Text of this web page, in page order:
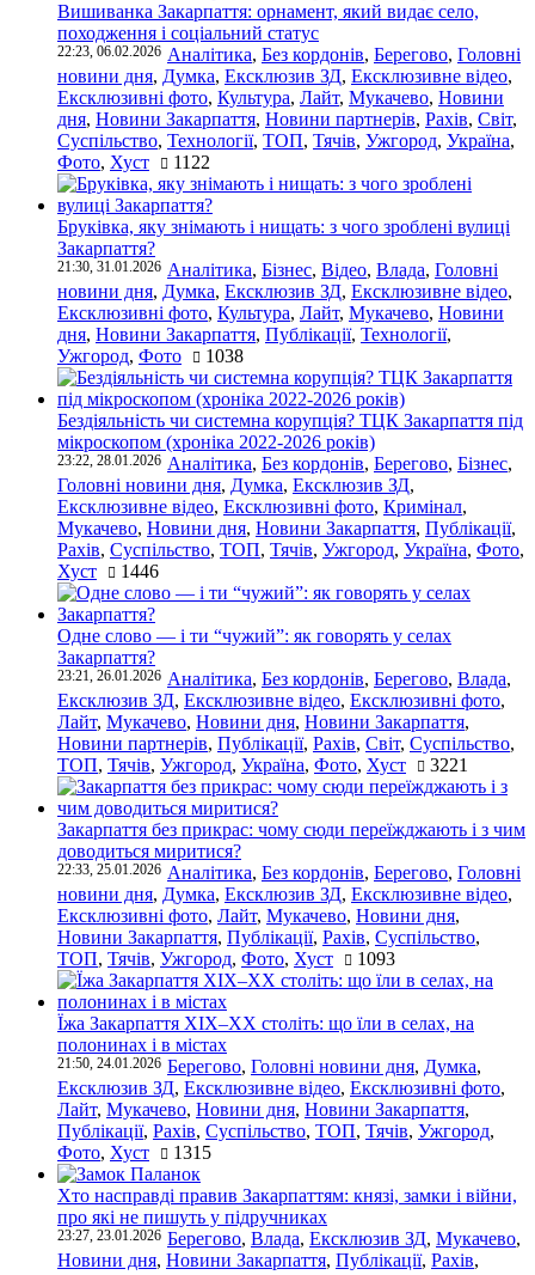
Вишиванка Закарпаття: орнамент, який видає село,
походження і соціальний статус
22:23, 06.02.2026 Аналітика, Без кордонів, Берегово, Головні
новини дня, Думка, Ексклюзив ЗД, Ексклюзивне відео,
Ексклюзивні фото, Культура, Лайт, Мукачево, Новини
дня, Новини Закарпаття, Новини партнерів, Рахів, Світ,
Суспільство, Технології, ТОП, Тячів, Ужгород, Україна,
Фото, Хуст 1122
Бруківка, яку знімають і нищать: з чого зроблені вулиці
Закарпаття?
21:30, 31.01.2026 Аналітика, Бізнес, Відео, Влада, Головні
новини дня, Думка, Ексклюзив ЗД, Ексклюзивне відео,
Ексклюзивні фото, Культура, Лайт, Мукачево, Новини
дня, Новини Закарпаття, Публікації, Технології,
Ужгород, Фото 1038
Бездіяльність чи системна корупція? ТЦК Закарпаття під
мікроскопом (хроніка 2022-2026 років)
23:22, 28.01.2026 Аналітика, Без кордонів, Берегово, Бізнес,
Головні новини дня, Думка, Ексклюзив ЗД,
Ексклюзивне відео, Ексклюзивні фото, Кримінал,
Мукачево, Новини дня, Новини Закарпаття, Публікації,
Рахів, Суспільство, ТОП, Тячів, Ужгород, Україна, Фото,
Хуст
1446
Одне слово — і ти “чужий”: як говорять у селах
Закарпаття?
23:21, 26.01.2026 Аналітика, Без кордонів, Берегово, Влада,
Ексклюзив ЗД, Ексклюзивне відео, Ексклюзивні фото,
Лайт, Мукачево, Новини дня, Новини Закарпаття,
Новини партнерів, Публікації, Рахів, Світ, Суспільство,
ТОП, Тячів, Ужгород, Україна, Фото, Хуст 3221
Закарпаття без прикрас: чому сюди переїжджають і з чим
доводиться миритися?
22:33, 25.01.2026 Аналітика, Без кордонів, Берегово, Головні
новини дня, Думка, Ексклюзив ЗД, Ексклюзивне відео,
Ексклюзивні фото, Лайт, Мукачево, Новини дня,
Новини Закарпаття, Публікації, Рахів, Суспільство,
ТОП, Тячів, Ужгород, Фото, Хуст 1093
Їжа Закарпаття ХІХ–ХХ століть: що їли в селах, на
полонинах і в містах
21:50, 24.01.2026 Берегово, Головні новини дня, Думка,
Ексклюзив ЗД, Ексклюзивне відео, Ексклюзивні фото,
Лайт, Мукачево, Новини дня, Новини Закарпаття,
Публікації, Рахів, Суспільство, ТОП, Тячів, Ужгород,
Фото, Хуст 1315
Хто насправді правив Закарпаттям: князі, замки і війни,
про які не пишуть у підручниках
23:27, 23.01.2026 Берегово, Влада, Ексклюзив ЗД, Мукачево,
Новини дня, Новини Закарпаття, Публікації, Рахів,